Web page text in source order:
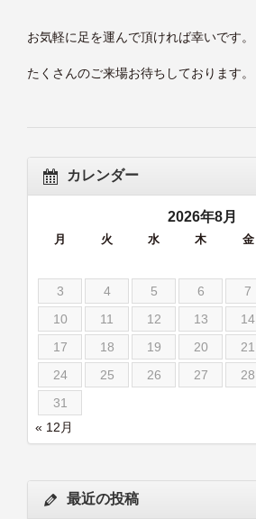
お気軽に足を運んで頂ければ幸いです。
たくさんのご来場お待ちしております。
カレンダー
2026年8月
月 火 水 木 金
3
4 5 6 7
10
11 12 13 14
17
18 19 20 21
24
25 26 27 28
31
« 12月
最近の投稿